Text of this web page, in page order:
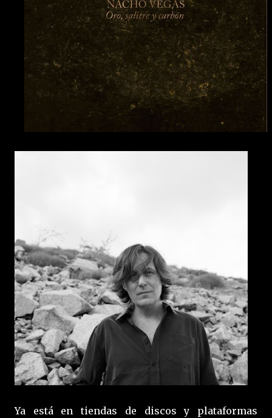
Ya está en tiendas de discos y plataformas